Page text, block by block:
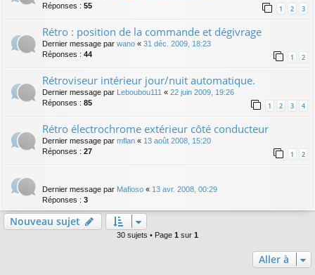
Réponses : 55 1 2 3
Rétro : position de la commande et dégivrage
Dernier message par wano « 31 déc. 2009, 18:23
Réponses : 44 1 2
Rétroviseur intérieur jour/nuit automatique.
Dernier message par Leboubou111 « 22 juin 2009, 19:26
Réponses : 85 1 2 3 4
Rétro électrochrome extérieur côté conducteur
Dernier message par mflan « 13 août 2008, 15:20
Réponses : 27 1 2
Dernier message par Mafioso « 13 avr. 2008, 00:29
Réponses : 3
Nouveau sujet
30 sujets • Page 1 sur 1
Aller à